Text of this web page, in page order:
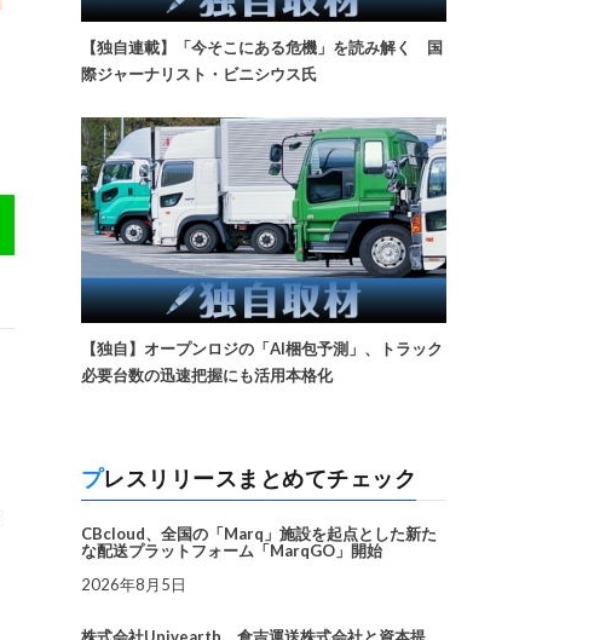
【独自連載】「今そこにある危機」を読み解く 国
際ジャーナリスト・ビニシウス氏
【独自】オープンロジの「AI梱包予測」、トラック
必要台数の迅速把握にも活用本格化
プレスリリースまとめてチェック
CBcloud、全国の「Marq」施設を起点とした新た
な配送プラットフォーム「MarqGO」開始
2026年8月5日
株式会社Univearth、倉吉運送株式会社と資本提